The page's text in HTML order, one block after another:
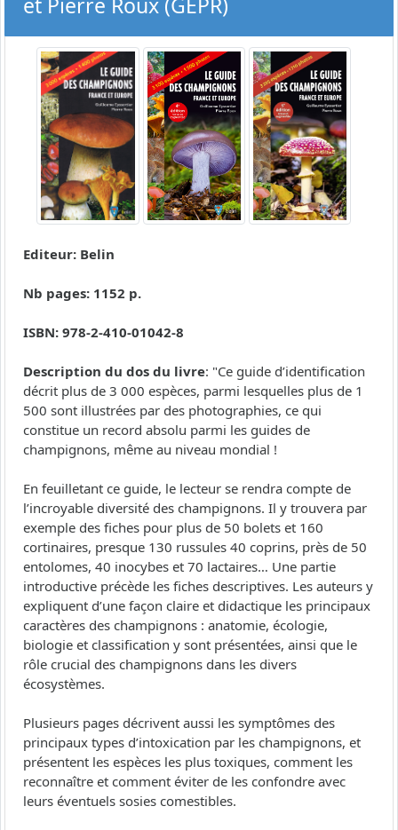
Editeur: Belin
Nb pages: 1152 p.
ISBN: 978-2-410-01042-8
Description du dos du livre: "Ce guide d’identification
décrit plus de 3 000 espèces, parmi lesquelles plus de 1
500 sont illustrées par des photographies, ce qui
constitue un record absolu parmi les guides de
champignons, même au niveau mondial !
En feuilletant ce guide, le lecteur se rendra compte de
l’incroyable diversité des champignons. Il y trouvera par
exemple des fiches pour plus de 50 bolets et 160
cortinaires, presque 130 russules 40 coprins, près de 50
entolomes, 40 inocybes et 70 lactaires… Une partie
introductive précède les fiches descriptives. Les auteurs y
expliquent d’une façon claire et didactique les principaux
caractères des champignons : anatomie, écologie,
biologie et classification y sont présentées, ainsi que le
rôle crucial des champignons dans les divers
écosystèmes.
Plusieurs pages décrivent aussi les symptômes des
principaux types d’intoxication par les champignons, et
présentent les espèces les plus toxiques, comment les
reconnaître et comment éviter de les confondre avec
leurs éventuels sosies comestibles.